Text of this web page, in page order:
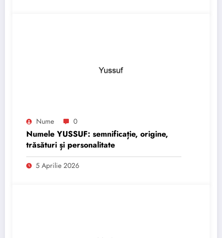
Nume 0
Numele YUSSUF: semnificație, origine,
trăsături și personalitate
5 Aprilie 2026